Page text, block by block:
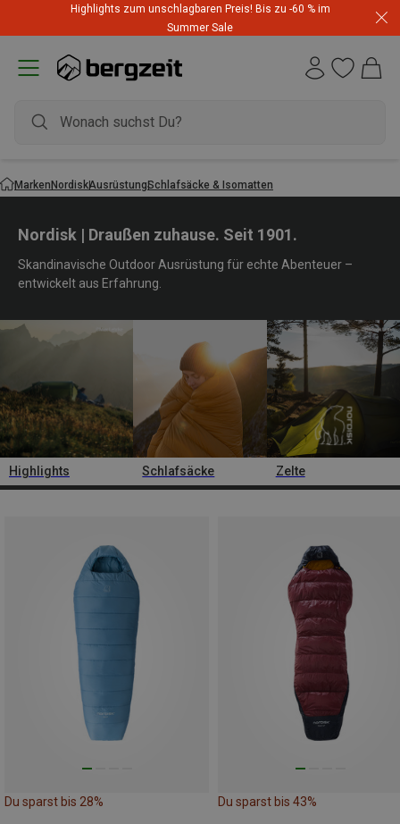
Highlights zum unschlagbaren Preis! Bis zu -60 % im
Summer Sale
MarkenNordiskAusrüstungSchlafsäcke & Isomatten
Nordisk | Draußen zuhause. Seit 1901.
Skandinavische Outdoor Ausrüstung für echte Abenteuer –
entwickelt aus Erfahrung.
Highlights Schlafsäcke Zelte
Du sparst bis 28% Du sparst bis 43%